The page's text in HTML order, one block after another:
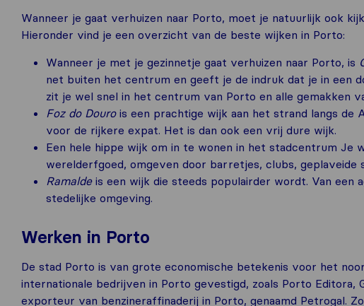
Wanneer je gaat verhuizen naar Porto, moet je natuurlijk ook
Hieronder vind je een overzicht van de beste wijken in Porto:
Wanneer je met je gezinnetje gaat verhuizen naar Porto, is
net buiten het centrum en geeft je de indruk dat je in een
zit je wel snel in het centrum van Porto en alle gemakken
Foz do Douro is een prachtige wijk aan het strand langs de
voor de rijkere expat. Het is dan ook een vrij dure wijk.
Een hele hippe wijk om in te wonen in het stadcentrum Je
werelderfgoed, omgeven door barretjes, clubs, geplaveide
Ramalde is een wijk die steeds populairder wordt. Van een
stedelijke omgeving.
Werken in Porto
De stad Porto is van grote economische betekenis voor het
internationale bedrijven in Porto gevestigd, zoals Porto Editora,
exporteur van benzineraffinaderij in Porto, genaamd Petrogal.